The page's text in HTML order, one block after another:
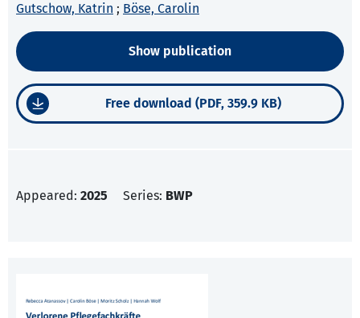
Gutschow, Katrin ; Böse, Carolin
Show publication
Free download (PDF, 359.9 KB)
Appeared: 2025 Series: BWP